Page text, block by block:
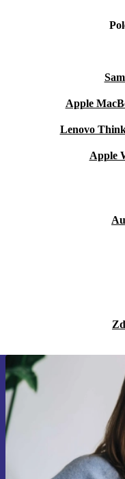
Apple
Lenovo
Apple
Zapisz
Nie